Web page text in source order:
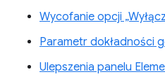
Wycofanie opcji
Parametr dokładności
Ulepszenia panelu